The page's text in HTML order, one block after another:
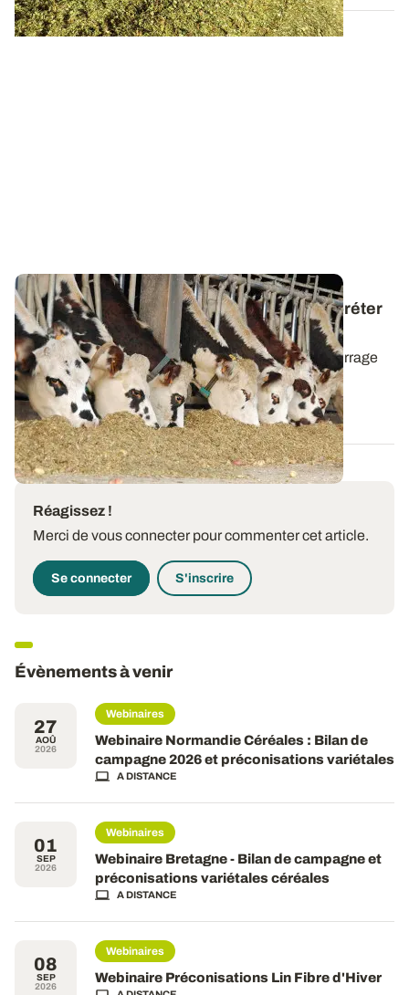
Qualité du maïs fourrage : comment interpréter
son bulletin d’analyse ?
L’analyse de la composition chimique d’un maïs fourrage
est essentielle afin d’ajuster les...
21 NOV. 2024
Réagissez !
Merci de vous connecter pour commenter cet article.
Se connecter S'inscrire
Évènements à venir
27
AOÛ
2026
Webinaires
Webinaire Normandie Céréales : Bilan de
campagne 2026 et préconisations variétales
A DISTANCE
01
SEP
2026
Webinaires
Webinaire Bretagne - Bilan de campagne et
préconisations variétales céréales
A DISTANCE
08
SEP
2026
Webinaires
Webinaire Préconisations Lin Fibre d'Hiver